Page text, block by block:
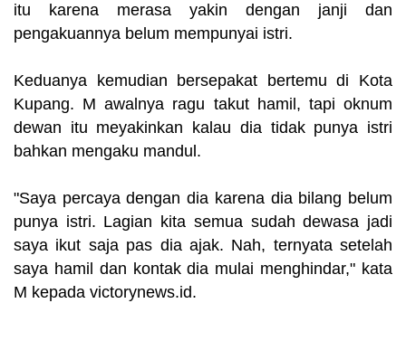
itu karena merasa yakin dengan janji dan
pengakuannya belum mempunyai istri.
Keduanya kemudian bersepakat bertemu di Kota
Kupang. M awalnya ragu takut hamil, tapi oknum
dewan itu meyakinkan kalau dia tidak punya istri
bahkan mengaku mandul.
"Saya percaya dengan dia karena dia bilang belum
punya istri. Lagian kita semua sudah dewasa jadi
saya ikut saja pas dia ajak. Nah, ternyata setelah
saya hamil dan kontak dia mulai menghindar," kata
M kepada victorynews.id.